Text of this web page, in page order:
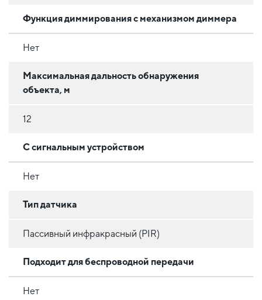
Функция диммирования с механизмом диммера
Нет
Максимальная дальность обнаружения
объекта, м
12
С сигнальным устройством
Нет
Тип датчика
Пассивный инфракрасный (PIR)
Подходит для беспроводной передачи
Нет